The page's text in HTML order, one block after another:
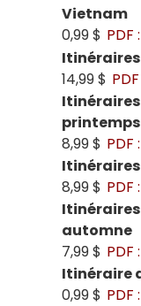
Vietnam
0,99 $ PDF :
Itinéraires
14,99 $ PDF
Itinéraires
printemps
8,99 $ PDF :
Itinéraires
8,99 $ PDF :
Itinéraires
automne
7,99 $ PDF :
Itinéraire
0,99 $ PDF :